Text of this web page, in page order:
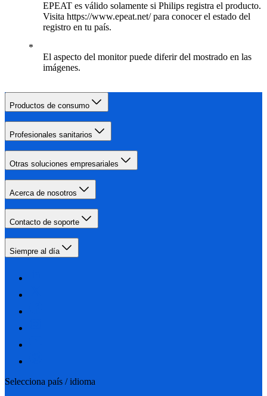
EPEAT es válido solamente si Philips registra el producto.
Visita https://www.epeat.net/ para conocer el estado del
registro en tu país.
El aspecto del monitor puede diferir del mostrado en las
imágenes.
Productos de consumo
Profesionales sanitarios
Otras soluciones empresariales
Acerca de nosotros
Contacto de soporte
Siempre al día
Selecciona país / idioma